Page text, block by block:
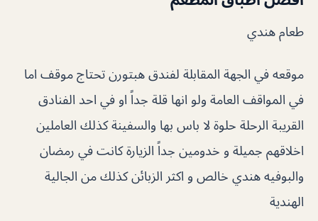
طعام هندي
موقعه في الجهة المقابلة لفندق هبتورن تحتاج موقف اما
في المواقف العامة ولو انها قلة جداً او في احد الفنادق
القريبة الرحلة حلوة لا باس بها والسفينة كذلك العاملين
اخلاقهم جميلة و خدومين جداً الزيارة كانت في رمضان
والبوفيه هندي خالص و اكثر الزبائن كذلك من الجالية
الهندية